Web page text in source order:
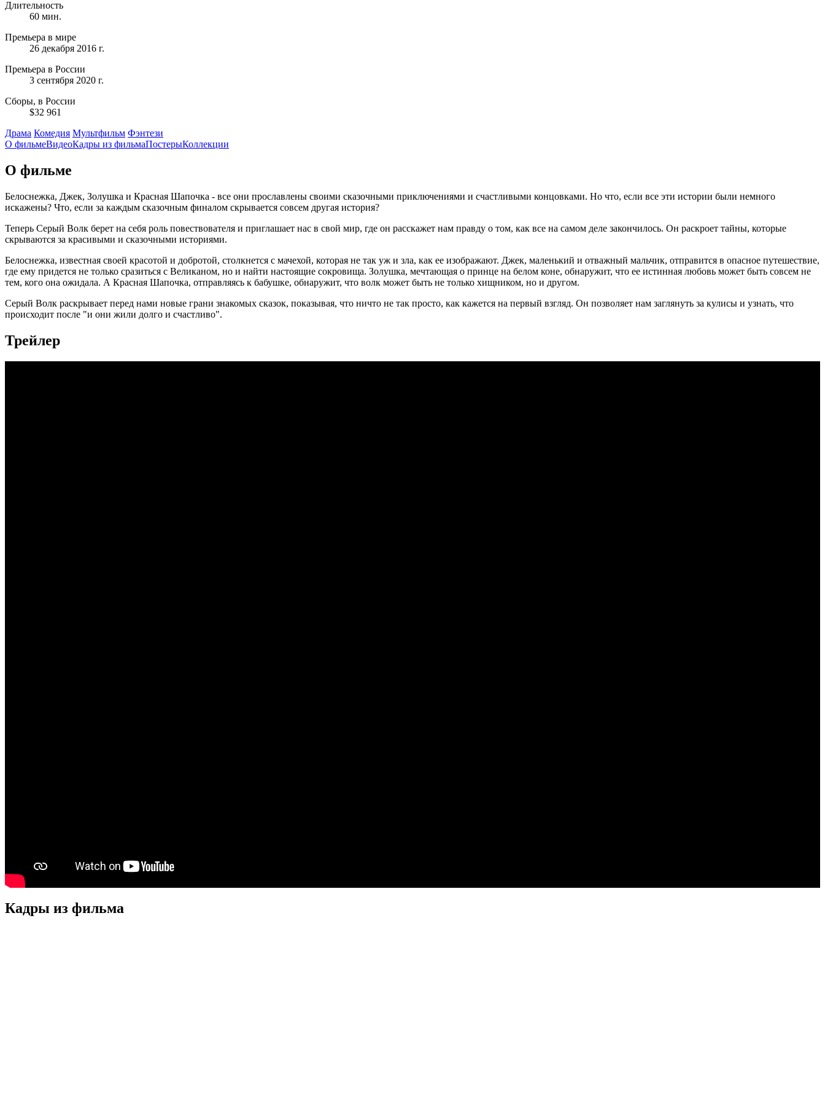
Длительность
60 мин.
Премьера в мире
26 декабря 2016 г.
Премьера в России
3 сентября 2020 г.
Сборы, в России
$32 961
Драма Комедия Мультфильм Фэнтези
О фильмеВидеоКадры из фильмaПостерыКоллекции
О фильме
Белоснежка, Джек, Золушка и Красная Шапочка - все они прославлены своими сказочными приключениями и счастливыми концовками. Но что, если все эти истории были немного
искажены? Что, если за каждым сказочным финалом скрывается совсем другая история?
Теперь Серый Волк берет на себя роль повествователя и приглашает нас в свой мир, где он расскажет нам правду о том, как все на самом деле закончилось. Он раскроет тайны, которые
скрываются за красивыми и сказочными историями.
Белоснежка, известная своей красотой и добротой, столкнется с мачехой, которая не так уж и зла, как ее изображают. Джек, маленький и отважный мальчик, отправится в опасное путешествие,
где ему придется не только сразиться с Великаном, но и найти настоящие сокровища. Золушка, мечтающая о принце на белом коне, обнаружит, что ее истинная любовь может быть совсем не
тем, кого она ожидала. А Красная Шапочка, отправляясь к бабушке, обнаружит, что волк может быть не только хищником, но и другом.
Серый Волк раскрывает перед нами новые грани знакомых сказок, показывая, что ничто не так просто, как кажется на первый взгляд. Он позволяет нам заглянуть за кулисы и узнать, что
происходит после "и они жили долго и счастливо".
Трейлер
Кадры из фильмa